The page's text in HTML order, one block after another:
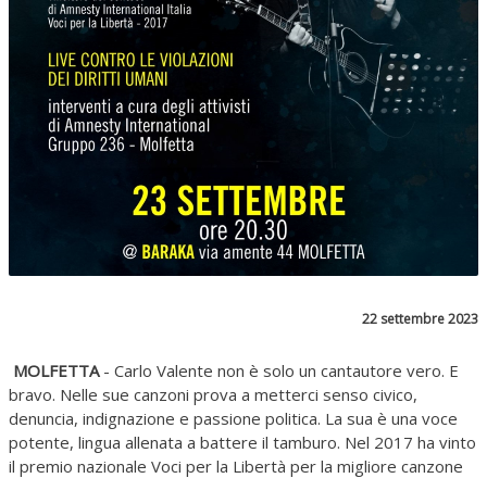
22 settembre 2023
MOLFETTA- Carlo Valente non è solo un cantautore vero. E
bravo. Nelle sue canzoni prova a metterci senso civico,
denuncia, indignazione e passione politica. La sua è una voce
potente, lingua allenata a battere il tamburo. Nel 2017 ha vinto
il premio nazionale Voci per la Libertà per la migliore canzone